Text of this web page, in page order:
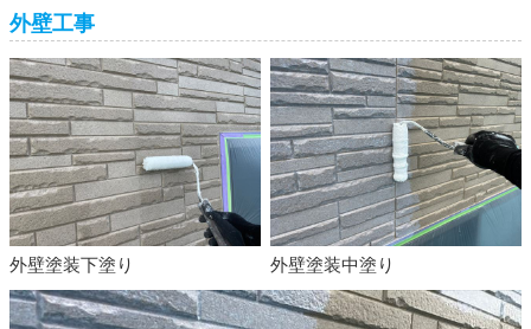
外壁工事
外壁塗装下塗り 外壁塗装中塗り